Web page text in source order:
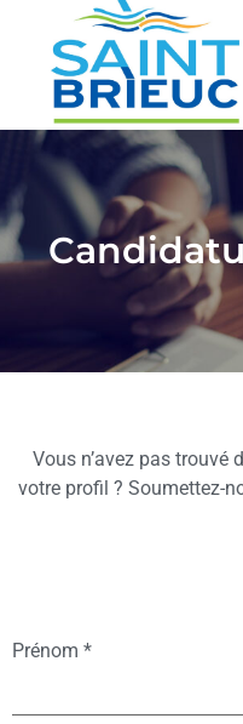
Vous n’avez pas trouvé
votre profil ? Soumettez-
Prénom *